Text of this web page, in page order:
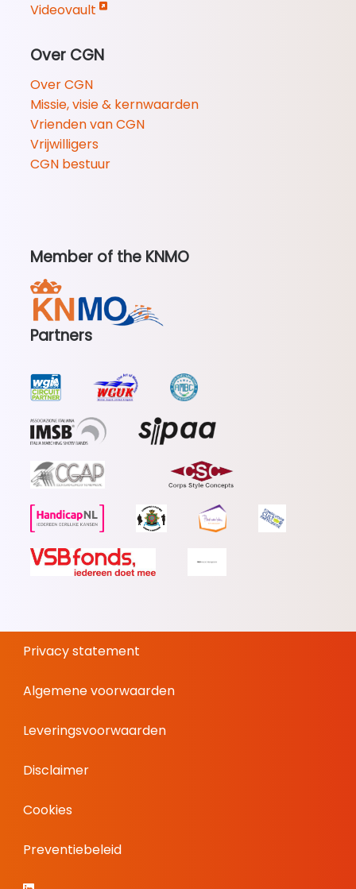
Videovault
Over CGN
Over CGN
Missie, visie & kernwaarden
Vrienden van CGN
Vrijwilligers
CGN bestuur
Member of the KNMO
Partners
Privacy statement
Algemene voorwaarden
Leveringsvoorwaarden
Disclaimer
Cookies
Preventiebeleid